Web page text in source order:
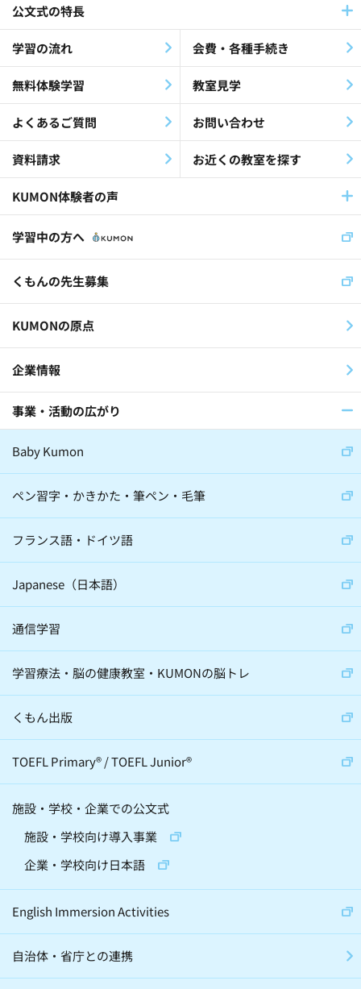
障害児・障害者(60)
教材・指導(27)
公文公(35)
就労支援(24)
最終教材修了生(26)
KEIA(41)
認知症(26)
歌(12)
放課後等デイサービス(19)
児童福祉施設(11)
くもんの先生(30)
公文国際学園(29)
医師(32) 棋士(15)
俳優(8)
アナウンサー(6)
大学教授(18)
小説家(6)
日本教育史学者(2)
サイエンスコミュニケーター(5)
音楽(22)
経営学(19)
脳科学(24)
天文学(4)
建築(2)
精神・神経科学(2)
昆虫(2)
バレエ(4)
ロボット(3) 手話(4)
グローバル・異文化(186)
公文式の特長
学習の流れ 会費・各種手続き
無料体験学習 教室見学
よくあるご質問 お問い合わせ
資料請求 お近くの教室を探す
KUMON体験者の声
学習中の方へ
くもんの先生募集
KUMONの原点
企業情報
事業・活動の広がり
Baby Kumon
ペン習字・かきかた・筆ペン・毛筆
フランス語・ドイツ語
Japanese（日本語）
通信学習
学習療法・脳の健康教室・KUMONの脳トレ
くもん出版
TOEFL Primary®/TOEFL Junior®
施設・学校・企業での公文式
施設・学校向け導入事業
企業・学校向け日本語
English Immersion Activities
自治体・省庁との連携